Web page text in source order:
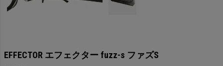
EFFECTOR エフェクター fuzz-s ファズS